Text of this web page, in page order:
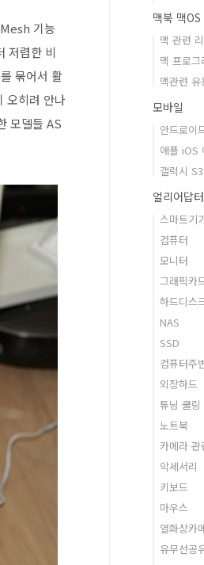
기능
저렴한 비
묶어서 활
오히려 안나
모델들 AS
맥북 맥OS
맥 관련
맥 프로그
맥관련 유
모바일
안드로이
애플 iOS
갤럭시 S3
얼리어답
스마트기
컴퓨터
모니터
그래픽카
하드디스
NAS
SSD
컴퓨터주
외장하드
튜닝 쿨링
노트북
카메라 관
악세서리
키보드
마우스
열화상카
유무선공